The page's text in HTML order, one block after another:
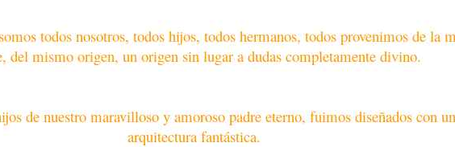
todos nosotros, todos hijos, todos hermanos, todos provenimos de la
del mismo origen, un origen sin lugar a dudas completamente divino.
de nuestro maravilloso y amoroso padre eterno, fuimos diseñados con
arquitectura fantástica.